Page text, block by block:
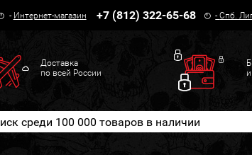
- Интернет-магазин +7 (812) 322-65-68 -Спб.
Доставка
по всей России